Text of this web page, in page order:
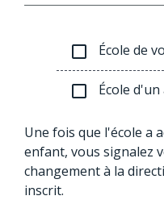
check_box_outline_blank École de
check_box_outline_blank École
Une fois que l'école a
enfant, vous signalez
changement à la
inscrit.